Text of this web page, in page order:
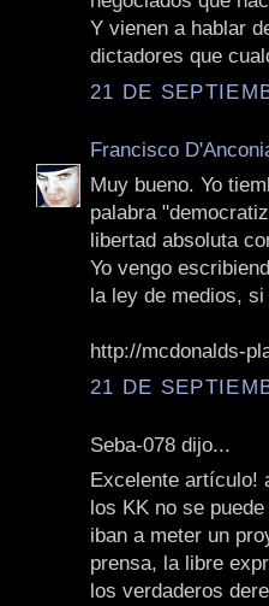
Y vienen a hablar
dictadores que
21 DE
Francisco
Muy bueno. Yo
palabra
libertad absoluta
Yo vengo
la ley de medios,
http://mcdonalds-
21 DE
Seba-078 dijo...
Excelente artículo!
los KK no se
iban a meter un
prensa, la libre
los verdaderos